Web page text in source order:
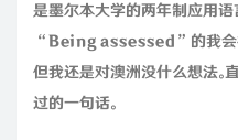
是墨尔本大学的两年制应用语
“Being assessed”的我会被
但我还是对澳洲没什么想法
过的一句话。